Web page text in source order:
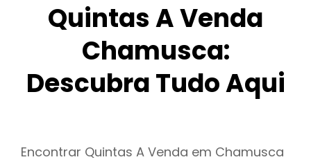
Quintas A Venda
Chamusca:
Descubra Tudo Aqui
Encontrar Quintas A Venda em Chamusca